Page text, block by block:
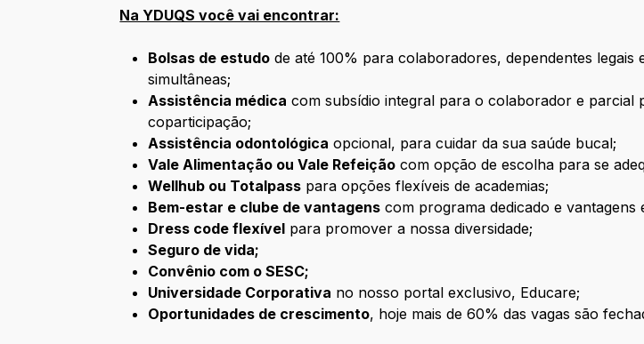
Na YDUQS você vai encontrar:
Bolsas de estudo de até 100% para colaboradores, dependentes
simultâneas;
Assistência médica com subsídio integral para o colaborador e
coparticipação;
Assistência odontológica opcional, para cuidar da sua saúde bucal;
Vale Alimentação ou Vale Refeição com opção de escolha para se
Wellhub ou Totalpass para opções flexíveis de academias;
Bem-estar e clube de vantagens com programa dedicado e vantagens
Dress code flexível para promover a nossa diversidade;
Seguro de vida;
Convênio com o SESC;
Universidade Corporativa no nosso portal exclusivo, Educare;
Oportunidades de crescimento, hoje mais de 60% das vagas são